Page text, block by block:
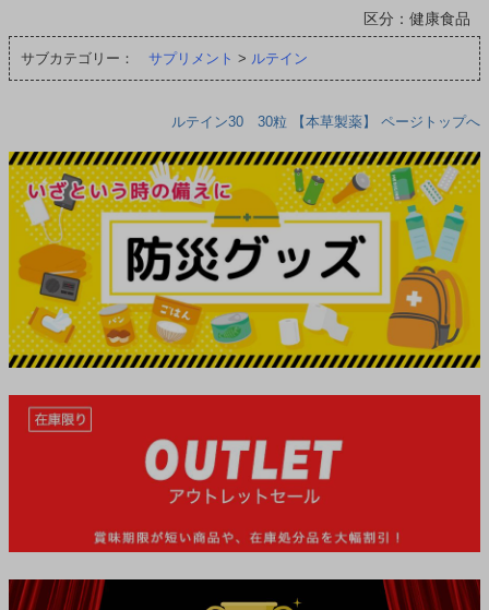
区分：健康食品
サブカテゴリー： サプリメント > ルテイン
ルテイン30 30粒 【本草製薬】 ページトップへ